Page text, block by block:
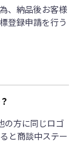
、納品後お客様
登録申請を行う
の方に同じロゴ
と商談中ステー